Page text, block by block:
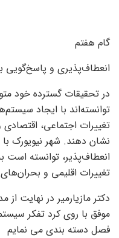
گام هفتم
انعطاف‌پذیری و پاسخ‌گویی
در تحقیقات گسترده خود
توانسته‌اند با ایجاد
تغییرات اجتماعی،
نشان دهند. شهر نیویورک
انعطاف‌پذیر، توانسته است
تغییرات اقلیمی و
دکتر مازیارمیر در نهایت
موفق با روی کرد تفکر
فصل دسته بندی می نمایم